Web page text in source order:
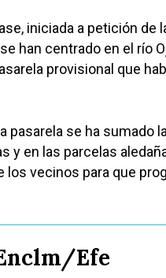
iniciada a petición de
han centrado en el río
provisional que
pasarela se ha sumado
y en las parcelas
los vecinos para que
Efe